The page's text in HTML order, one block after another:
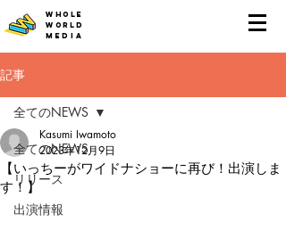
WHOLE
MEDIA
WORLD
記事
全てのNEWS
リリース
出演情報
全てのNEWS
【いっちーがワイドナショーに再び！出演しま
す！】
Kasumi Iwamoto
2023年12月9日